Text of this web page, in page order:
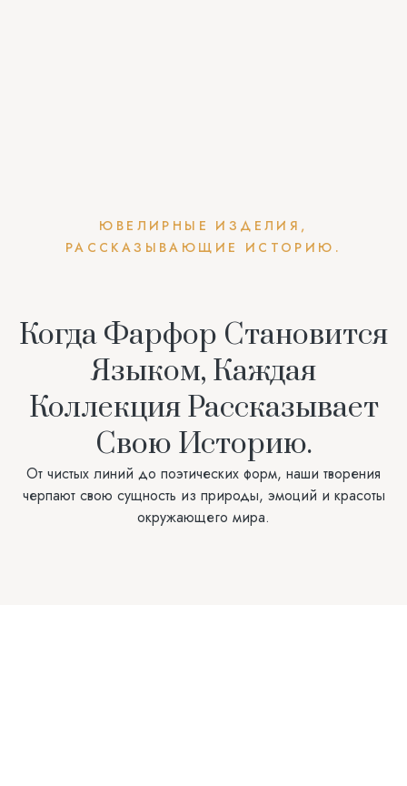
ЮВЕЛИРНЫЕ ИЗДЕЛИЯ,
РАССКАЗЫВАЮЩИЕ ИСТОРИЮ.
Когда Фарфор Становится
Языком, Каждая
Коллекция Рассказывает
Свою Историю.
От чистых линий до поэтических форм, наши творения
черпают свою сущность из природы, эмоций и красоты
окружающего мира.